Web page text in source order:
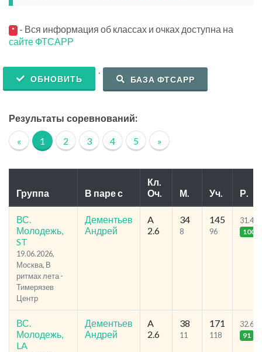
* - Вся информация об классах и очках доступна на
сайте ФТСАРР
ОБНОВИТЬ
.
БАЗА ФТСАРР
Результаты соревнований:
« 1 2 3 4 5 »
Группа В паре с
Кл.
Оч.
М. Уч. Р.
ВС.
Молодежь,
ST
19.06.2026,
Москва, В
ритмах лета -
Тимерязев
Центр
Дементьев
Андрей
A
2.6
34
8
145
96
31.48
100
ВС.
Молодежь,
LA
Дементьев
Андрей
A
2.6
38
11
171
118
32.64
91